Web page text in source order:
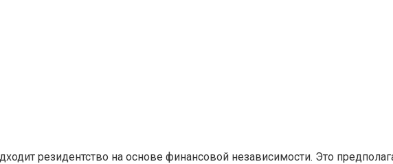
резидентство на основе финансовой независимости. Это